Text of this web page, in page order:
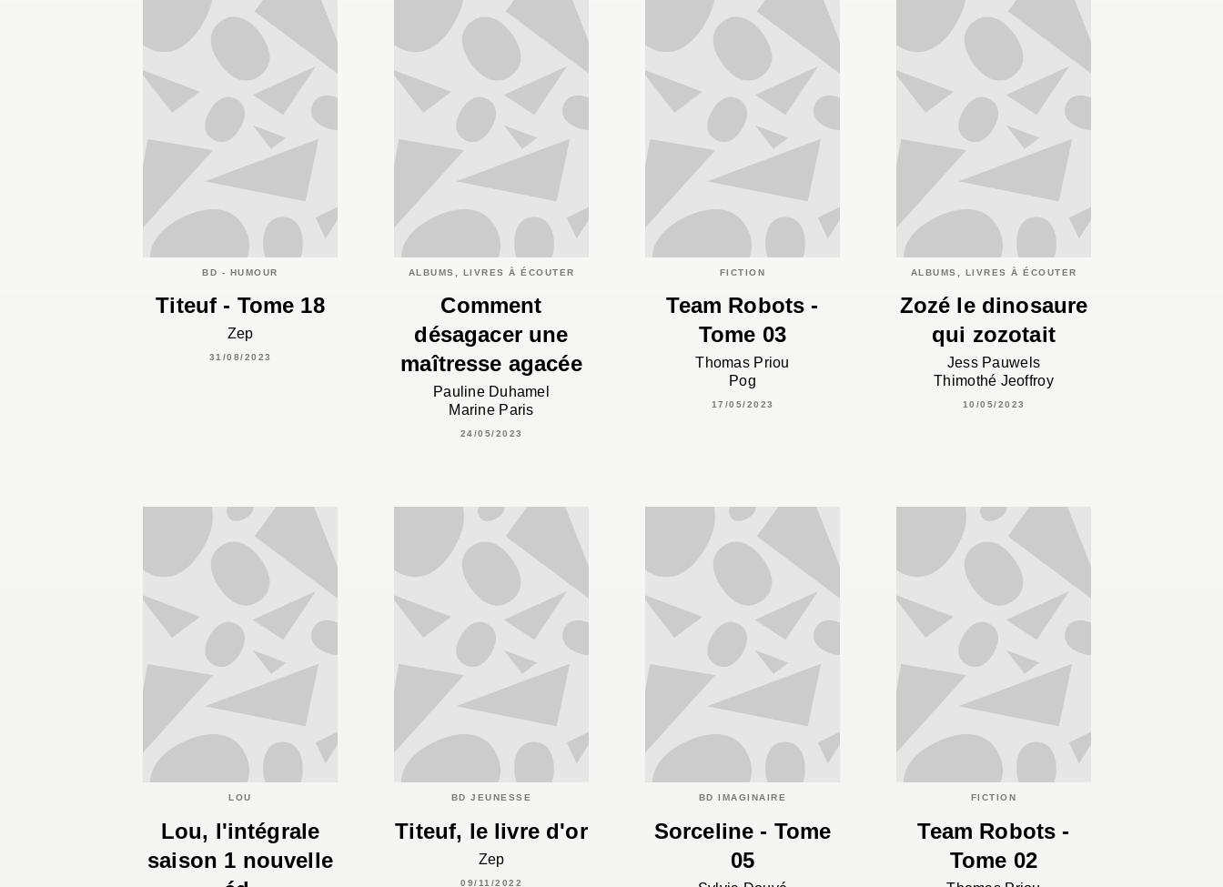
BD - HUMOUR
Titeuf - Tome 18
Zep
31/08/2023
ALBUMS, LIVRES À ÉCOUTER
Comment
désagacer une
maîtresse agacée
Pauline Duhamel
Marine Paris
24/05/2023
FICTION
Team Robots -
Tome 03
Thomas Priou
Pog
17/05/2023
ALBUMS, LIVRES À ÉCOUTER
Zozé le dinosaure
qui zozotait
Jess Pauwels
Thimothé Jeoffroy
10/05/2023
LOU
Lou, l'intégrale
saison 1 nouvelle
BD JEUNESSE
Titeuf, le livre d'or
Zep
09/11/2022
BD IMAGINAIRE
Sorceline - Tome
05
FICTION
Team Robots -
Tome 02